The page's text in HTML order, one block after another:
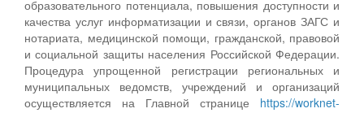
образовательного потенциала, повышения доступности и
качества услуг информатизации и связи, органов ЗАГС и
нотариата, медицинской помощи, гражданской, правовой
и социальной защиты населения Российской Федерации.
Процедура упрощенной регистрации региональных и
муниципальных ведомств, учреждений и организаций
осуществляется на Главной странице https://worknet-